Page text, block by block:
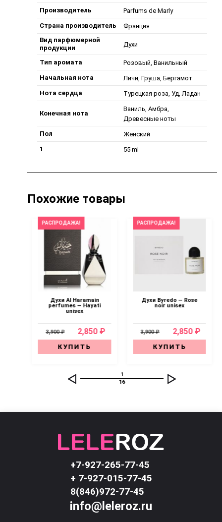
Производитель
Parfums de Marly
Страна производитель
Франция
Вид парфюмерной
продукции
Духи
Тип аромата
Розовый, Ванильный
Начальная нота
Личи, Груша, Бергамот
Нота сердца
Турецкая роза, Уд, Ладан
Конечная нота
Ваниль, Амбра,
Древесные ноты
Пол
Женский
1
55 ml
Похожие товары
РАСПРОДАЖА!
Духи Al Haramain
perfumes — Hayati
unisex
3,900 ₽ 2,850 ₽
КУПИТЬ
РАСПРОДАЖА!
Духи Byredo — Rose
noir unisex
3,900 ₽ 2,850 ₽
КУПИТЬ
1
16
+7-927-265-77-45
+ 7-927-015-77-45
8(846)972-77-45
info@leleroz.ru